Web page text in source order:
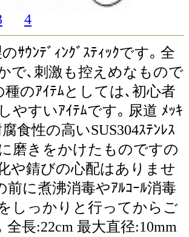
4
ｻｳﾝﾃﾞｨﾝｸﾞｽﾃｨｯｸです｡ 全
で､刺激も控えめなもので
のｱｲﾃﾑとしては､初心者
やすいｱｲﾃﾑです｡ 尿道 ﾒｯｷ
食性の高いSUS304ｽﾃﾝﾚｽ
磨きをかけたものですの
や錆びの心配はありませ
前に煮沸消毒やｱﾙｺｰﾙ消毒
しっかりと行ってからご
全長:22cm 最大直径:10mm